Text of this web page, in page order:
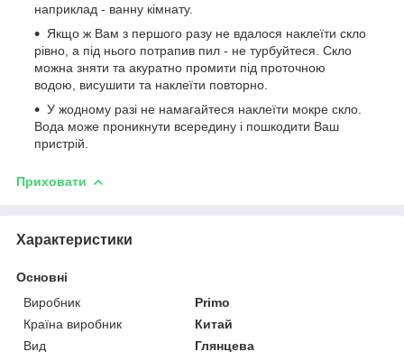
наприклад - ванну кімнату.
Якщо ж Вам з першого разу не вдалося наклеїти скло
рівно, а під нього потрапив пил - не турбуйтеся. Скло
можна зняти та акуратно промити під проточною
водою, висушити та наклеїти повторно.
У жодному разі не намагайтеся наклеїти мокре скло.
Вода може проникнути всередину і пошкодити Ваш
пристрій.
Приховати
Характеристики
Основні
Виробник
Primo
Країна виробник
Китай
Вид
Глянцева